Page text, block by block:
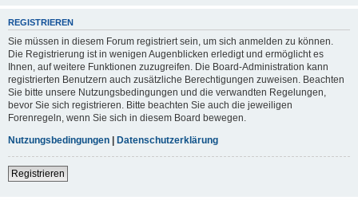
REGISTRIEREN
Sie müssen in diesem Forum registriert sein, um sich anmelden zu können.
Die Registrierung ist in wenigen Augenblicken erledigt und ermöglicht es
Ihnen, auf weitere Funktionen zuzugreifen. Die Board-Administration kann
registrierten Benutzern auch zusätzliche Berechtigungen zuweisen. Beachten
Sie bitte unsere Nutzungsbedingungen und die verwandten Regelungen,
bevor Sie sich registrieren. Bitte beachten Sie auch die jeweiligen
Forenregeln, wenn Sie sich in diesem Board bewegen.
Nutzungsbedingungen | Datenschutzerklärung
Registrieren